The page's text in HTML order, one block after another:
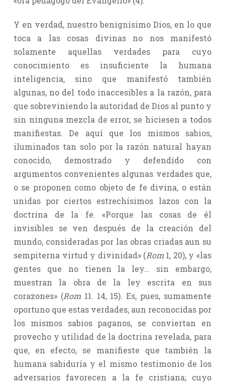
Y en verdad, nuestro benignísimo Dios, en lo que
toca a las cosas divinas no nos manifestó
solamente aquellas verdades para cuyo
conocimiento es insuficiente la humana
inteligencia, sino que manifestó también
algunas, no del todo inaccesibles a la razón, para
que sobreviniendo la autoridad de Dios al punto y
sin ninguna mezcla de error, se hiciesen a todos
manifiestas. De aquí que los mismos sabios,
iluminados tan solo por la razón natural hayan
conocido, demostrado y defendido con
argumentos convenientes algunas verdades que,
o se proponen como objeto de fe divina, o están
unidas por ciertos estrechísimos lazos con la
doctrina de la fe. «Porque las cosas de él
invisibles se ven después de la creación del
mundo, consideradas por las obras criadas aun su
sempiterna virtud y divinidad» (Rom1, 20), y «las
gentes que no tienen la ley… sin embargo,
muestran la obra de la ley escrita en sus
corazones» (Rom11. 14, 15). Es, pues, sumamente
oportuno que estas verdades, aun reconocidas por
los mismos sabios paganos, se conviertan en
provecho y utilidad de la doctrina revelada, para
que, en efecto, se manifieste que también la
humana sabiduría y el mismo testimonio de los
adversarios favorecen a la fe cristiana; cuyo